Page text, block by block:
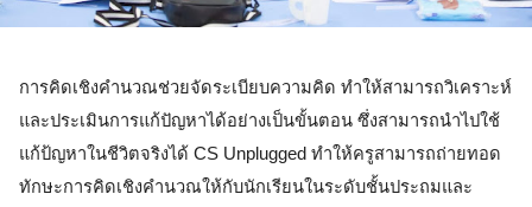
การคิดเชิงคำนวณช่วยจัดระเบียบความคิด ทำให้สามารถวิเคราะห์
และประเมินการแก้ปัญหาได้อย่างเป็นขั้นตอน ซึ่งสามารถนำไปใช้
แก้ป้ญหาในชีวิตจริงได้ CS Unplugged ทำให้ครูสามารถถ่ายทอด
ทักษะการคิดเชิงคำนวณให้กับนักเรียนในระดับชั้นประถมและ